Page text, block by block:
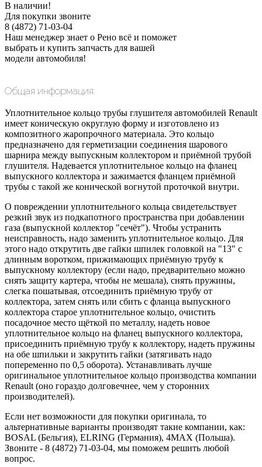
В наличии!
Для покупки звоните
8 (4872) 71-03-04
Наш менеджер знает о Рено всё и поможет
выбрать и купить запчасть для вашей
модели автомобиля!
Общая информация:
Уплотнительное кольцо трубы глушителя автомобилей Renault
имеет коническую округлую форму и изготовлено из
композитного жаропрочного материала. Это кольцо
предназначено для герметизации соединения шарового
шарнира между выпускным коллектором и приёмной трубой
глушителя. Надевается уплотнительное кольцо на фланец
выпускного коллектора и зажимается фланцем приёмной
трубы с такой же конической вогнутой проточкой внутри.
О повреждении уплотнительного кольца свидетельствует
резкий звук из подкапотного пространства при добавлении
газа (выпускной коллектор "сечёт"). Чтобы устранить
неисправность, надо заменить уплотнительное кольцо. Для
этого надо открутить две гайки шпилек головкой на "13" с
длинным воротком, прижимающих приёмную трубу к
выпускному коллектору (если надо, предварительно можно
снять защиту картера, чтобы не мешала), снять пружины,
слегка пошатывая, отсоединить приёмную трубу от
коллектора, затем снять или сбить с фланца выпускного
коллектора старое уплотнительное кольцо, очистить
посадочное место щёткой по металлу, надеть новое
уплотнительное кольцо на фланец выпускного коллектора,
присоединить приёмную трубу к коллектору, надеть пружины
на обе шпильки и закрутить гайки (затягивать надо
попеременно по 0,5 оборота). Устанавливать лучше
оригинальное уплотнительное кольцо производства компании
Renault (оно гораздо долговечнее, чем у сторонних
производителей).
Если нет возможности для покупки оригинала, то
альтернативные варианты производят такие компании, как:
BOSAL (Бельгия), ELRING (Германия), 4MAX (Польша).
Звоните - 8 (4872) 71-03-04, мы поможем решить любой
вопрос.